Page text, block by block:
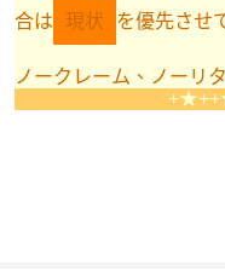
合は
現状 を優先させ
ノークレーム、ノーリ
+★+